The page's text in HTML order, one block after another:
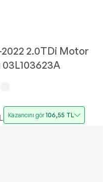
2.0TDi Motor
Kazancını gör106,55 TL